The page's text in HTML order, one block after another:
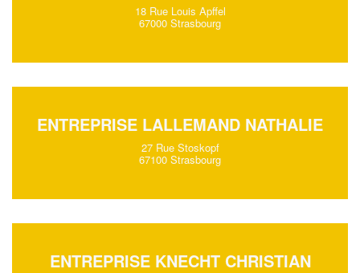
18 Rue Louis Apffel
67000 Strasbourg
ENTREPRISE LALLEMAND NATHALIE
27 Rue Stoskopf
67100 Strasbourg
ENTREPRISE KNECHT CHRISTIAN